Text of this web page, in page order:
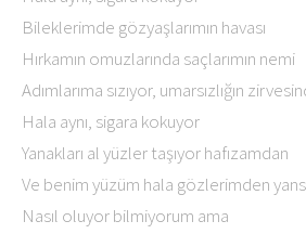
Bileklerimde gözyaşlarımın havası
Hırkamın omuzlarında saçlarımın nemi
Adımlarıma sızıyor, umarsızlığın
Hala aynı, sigara kokuyor
Yanakları al yüzler taşıyor hafızamdan
Ve benim yüzüm hala gözlerimden
Nasıl oluyor bilmiyorum ama